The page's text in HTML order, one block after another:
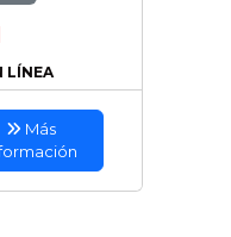
LÍNEA
Más